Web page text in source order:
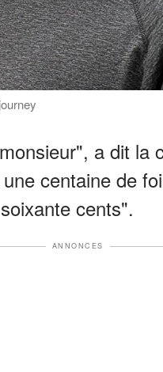
a dit la
centaine de
cents".
ANNONCES